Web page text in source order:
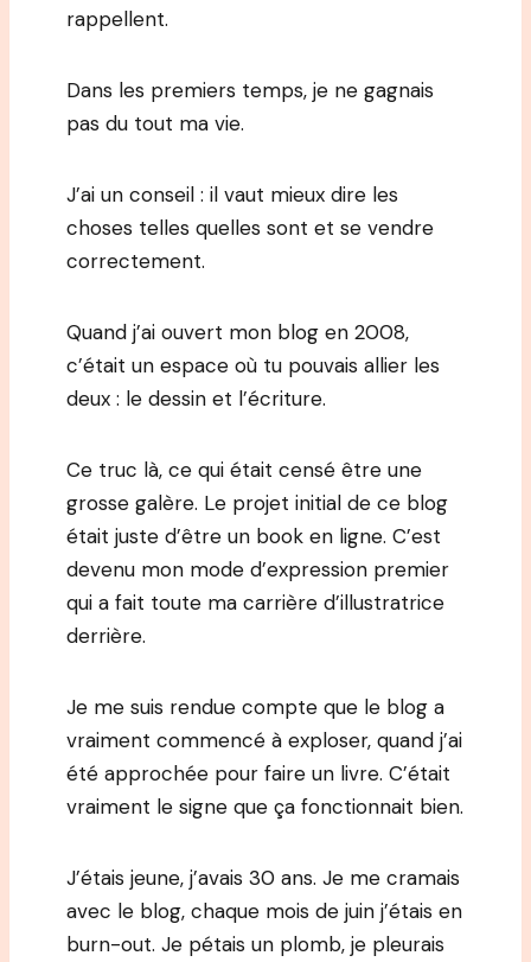
rappellent.
Dans les premiers temps, je ne gagnais
pas du tout ma vie.
J’ai un conseil : il vaut mieux dire les
choses telles quelles sont et se vendre
correctement.
Quand j’ai ouvert mon blog en 2008,
c’était un espace où tu pouvais allier les
deux : le dessin et l’écriture.
Ce truc là, ce qui était censé être une
grosse galère. Le projet initial de ce blog
était juste d’être un book en ligne. C’est
devenu mon mode d’expression premier
qui a fait toute ma carrière d’illustratrice
derrière.
Je me suis rendue compte que le blog a
vraiment commencé à exploser, quand j’ai
été approchée pour faire un livre. C’était
vraiment le signe que ça fonctionnait bien.
J’étais jeune, j’avais 30 ans. Je me cramais
avec le blog, chaque mois de juin j’étais en
burn-out. Je pétais un plomb, je pleurais